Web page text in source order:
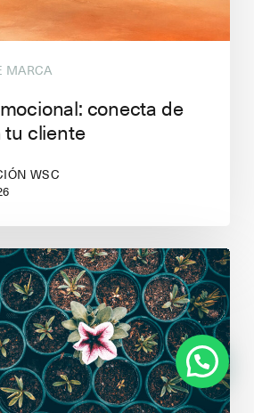
MARCA
conecta de
tu cliente
WSC
ayudarte en algo?